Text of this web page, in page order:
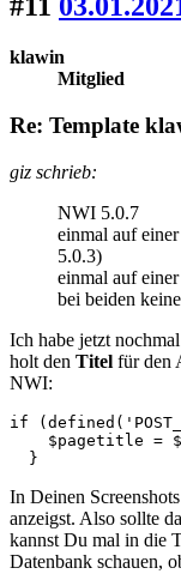
#11
klawin
Mitglied
Re: Template
giz schrieb:
NWI 5.0.7
einmal auf
5.0.3)
einmal auf
bei beiden
Ich habe jetzt
holt den Titel für den
NWI:
if
$pagetitle =
  }
In Deinen
anzeigst. Also sollte
kannst Du mal in die
Datenbank schauen,